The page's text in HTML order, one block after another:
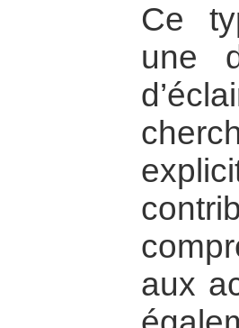
Ce
une
aux